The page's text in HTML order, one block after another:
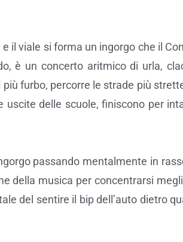
il viale si forma un ingorgo che il
è un concerto aritmico di urla,
furbo, percorre le strade più
delle scuole, finiscono per
passando mentalmente in
della musica per concentrarsi
del sentire il bip dell’auto dietro